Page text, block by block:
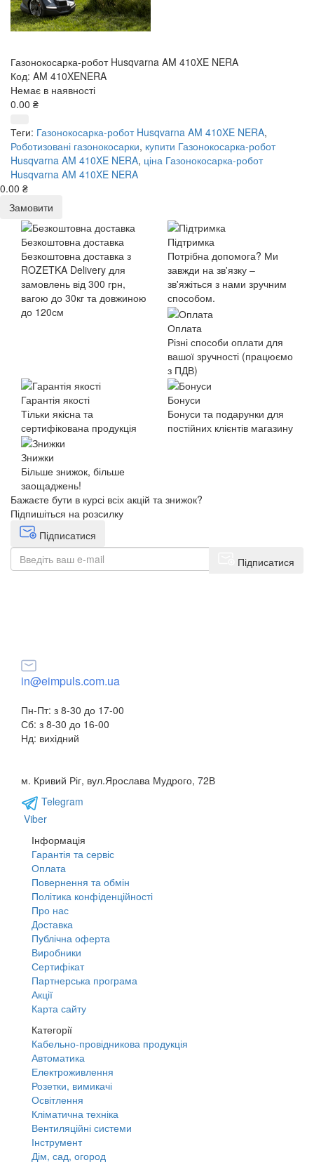
Газонокосарка-робот Husqvarna AM 410XE NERA
Код: AM 410XENERA
Немає в наявності
0.00 ₴
Теги: Газонокосарка-робот Husqvarna AM 410XE NERA,
Роботизовані газонокосарки, купити Газонокосарка-робот
Husqvarna AM 410XE NERA, ціна Газонокосарка-робот
Husqvarna AM 410XE NERA
0.00 ₴
Замовити
Безкоштовна доставка
Безкоштовна доставка з
ROZETKA Delivery для
замовлень від 300 грн,
вагою до 30кг та довжиною
до 120см
Підтримка
Потрібна допомога? Ми
завжди на зв'язку –
зв'яжіться з нами зручним
способом.
Оплата
Різні способи оплати для
вашої зручності (працюємо
з ПДВ)
Гарантія якості
Тільки якісна та
сертифікована продукція
Бонуси
Бонуси та подарунки для
постійних клієнтів магазину
Знижки
Більше знижок, більше
заощаджень!
Бажаєте бути в курсі всіх акцій та знижок?
Підпишіться на розсилку
Підписатися
Підписатися
in@eimpuls.com.ua
Пн-Пт: з 8-30 до 17-00
Сб: з 8-30 до 16-00
Нд: вихідний
м. Кривий Ріг, вул.Ярослава Мудрого, 72В
Telegram
Viber
Інформація
Гарантія та сервіс
Оплата
Повернення та обмін
Політика конфіденційності
Про нас
Доставка
Публічна оферта
Виробники
Сертифікат
Партнерська програма
Акції
Карта сайту
Категорії
Кабельно-провідникова продукція
Автоматика
Електроживлення
Розетки, вимикачі
Освітлення
Кліматична техніка
Вентиляційні системи
Інструмент
Дім, сад, огород